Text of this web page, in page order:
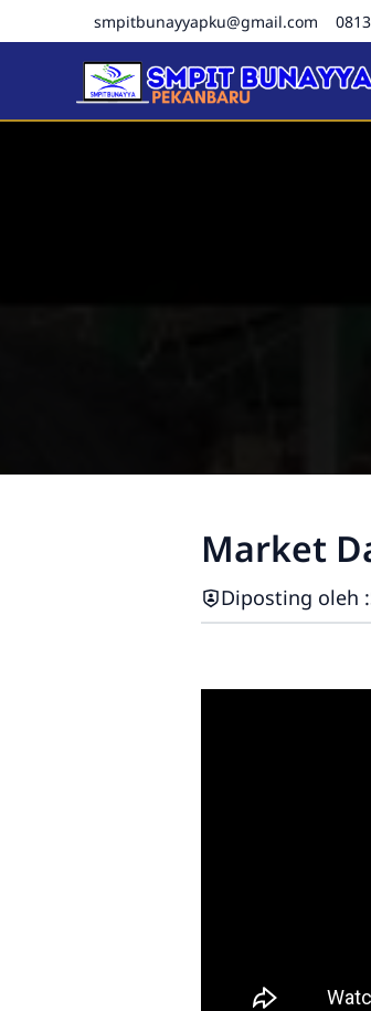
smpitbunayyapku@gmail.com
SMPIT Bunayya
Market
Diposting oleh :